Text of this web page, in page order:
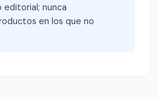
editorial; nunca
en los que no